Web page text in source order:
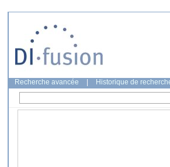
Recherche avancée Historique de